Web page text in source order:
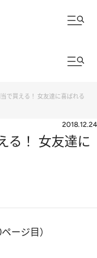
で買える！ 女友達に喜ばれる
2018.12.24
る！ 女友達に
ージ目）